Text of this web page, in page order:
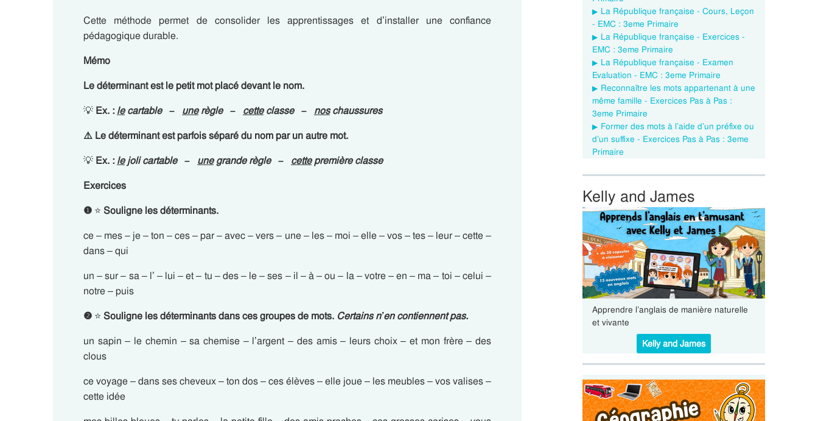
Cette méthode permet de consolider les apprentissages et d’installer une confiance
pédagogique durable.
Mémo
Le déterminant est lepetit motplacédevantle nom.
💡 Ex. : lecartable – unerègle – cetteclasse – noschaussures
⚠️ Le déterminant est parfois séparé du nom par un autre mot.
💡 Ex. : lejoli cartable – unegrande règle – cettepremière classe
Exercices
❶ ⭐ Souligne les déterminants.
ce – mes – je – ton – ces – par – avec – vers – une – les – moi – elle – vos – tes – leur – cette –
dans – qui
un – sur – sa – l’ – lui – et – tu – des – le – ses – il – à – ou – la – votre – en – ma – toi – celui –
notre – puis
❷ ⭐ Souligne les déterminants dans ces groupes de mots. Certains n’en contiennent pas.
un sapin – le chemin – sa chemise – l’argent – des amis – leurs choix – et mon frère – des
clous
ce voyage – dans ses cheveux – ton dos – ces élèves – elle joue – les meubles – vos valises –
cette idée
La République française - Cours, Leçon
- EMC : 3eme Primaire
La République française - Exercices -
EMC : 3eme Primaire
La République française - Examen
Evaluation - EMC : 3eme Primaire
Reconnaître les mots appartenant à une
même famille - Exercices Pas à Pas :
3eme Primaire
Former des mots à l’aide d’un préfixe ou
d’un suffixe - Exercices Pas à Pas : 3eme
Primaire
Kelly and James
Apprendre l’anglais de manière naturelle
et vivante
Kelly and James